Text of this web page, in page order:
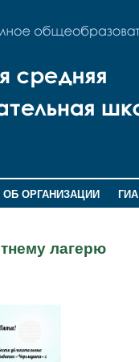
ОРГАНИЗАЦИИ ГИА
лагерю